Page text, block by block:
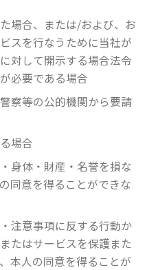
場合、または/および、お
スを行なうために当社が
対して開示する場合法令
必要である場合
察等の公的機関から要請
場合
身体・財産・名誉を損な
同意を得ることができな
注意事項に反する行動か
たはサービスを保護また
本人の同意を得ることが